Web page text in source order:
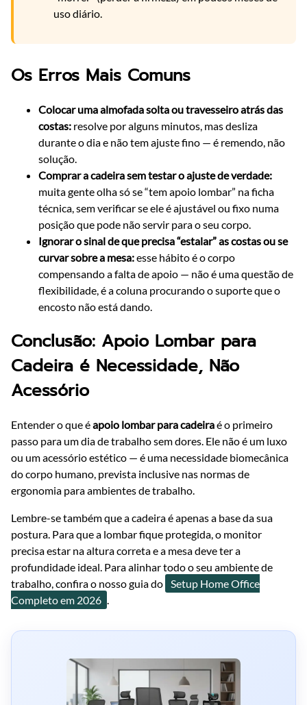
uso diário.
Os Erros Mais Comuns
Colocar uma almofada solta ou travesseiro atrás das
costas: resolve por alguns minutos, mas desliza
durante o dia e não tem ajuste fino — é remendo, não
solução.
Comprar a cadeira sem testar o ajuste de verdade:
muita gente olha só se “tem apoio lombar” na ficha
técnica, sem verificar se ele é ajustável ou fixo numa
posição que pode não servir para o seu corpo.
Ignorar o sinal de que precisa “estalar” as costas ou se
curvar sobre a mesa:esse hábito é o corpo
compensando a falta de apoio — não é uma questão de
flexibilidade, é a coluna procurando o suporte que o
encosto não está dando.
Conclusão: Apoio Lombar para
Cadeira é Necessidade, Não
Acessório
Entender o que éapoio lombar para cadeiraé o primeiro
passo para um dia de trabalho sem dores. Ele não é um luxo
ou um acessório estético — é uma necessidade biomecânica
do corpo humano, prevista inclusive nas normas de
ergonomia para ambientes de trabalho.
Lembre-se também que a cadeira é apenas a base da sua
postura. Para que a lombar fique protegida, o monitor
precisa estar na altura correta e a mesa deve ter a
profundidade ideal. Para alinhar todo o seu ambiente de
trabalho, confira o nosso guia do
Setup Home Office
Completo em 2026